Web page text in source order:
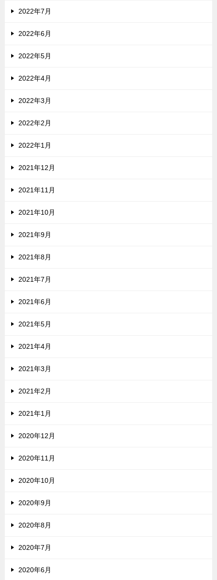
2022年7月
2022年6月
2022年5月
2022年4月
2022年3月
2022年2月
2022年1月
2021年12月
2021年11月
2021年10月
2021年9月
2021年8月
2021年7月
2021年6月
2021年5月
2021年4月
2021年3月
2021年2月
2021年1月
2020年12月
2020年11月
2020年10月
2020年9月
2020年8月
2020年7月
2020年6月